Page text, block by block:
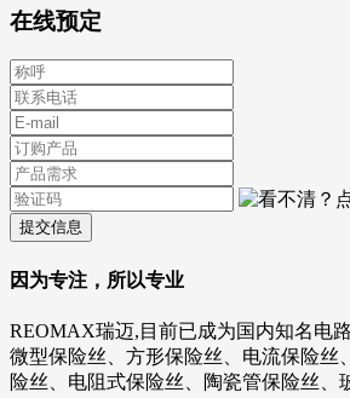
在线预定
提交信息
因为专注，所以专业
REOMAX瑞迈,目前已成为国内知名电
微型保险丝、方形保险丝、电流保险丝
险丝、电阻式保险丝、陶瓷管保险丝、